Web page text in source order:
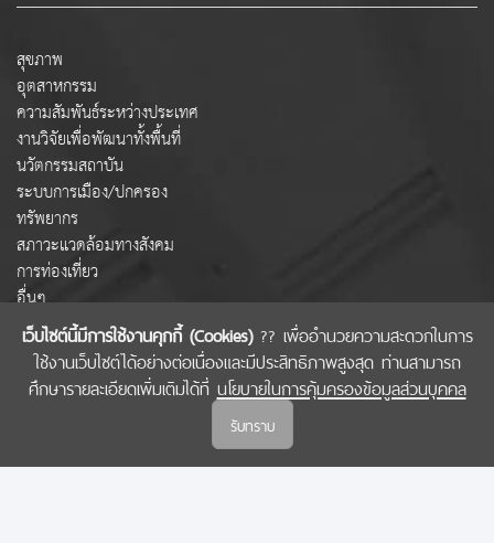
เว็บไซต์นี้มีการใช้งานคุกกี้ (Cookies)?? เพื่ออำนวยความสะดวกในการ
ใช้งานเว็บไซต์ได้อย่างต่อเนื่องและมีประสิทธิภาพสูงสุด ท่านสามารถ
ศึกษารายละเอียดเพิ่มเติมได้ที่ นโยบายในการคุ้มครองข้อมูลส่วนบุคคล
รับทราบ
สุขภาพ
อุตสาหกรรม
ความสัมพันธ์ระหว่างประเทศ
งานวิจัยเพื่อพัฒนาทั้งพื้นที่
นวัตกรรมสถาบัน
ระบบการเมือง/ปกครอง
ทรัพยากร
สภาวะแวดล้อมทางสังคม
การท่องเที่ยว
อื่นๆ
COPYRIGHT © 2022 สำนักงานคณะกรรมการส่งเสริมวิทยาศาสตร์ วิจัยและนวัตกรรม
(สกสว.)
นโยบายในการคุ้มครองข้อมูลส่วนบุคคล